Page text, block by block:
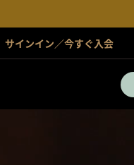
サインイン／今すぐ入会